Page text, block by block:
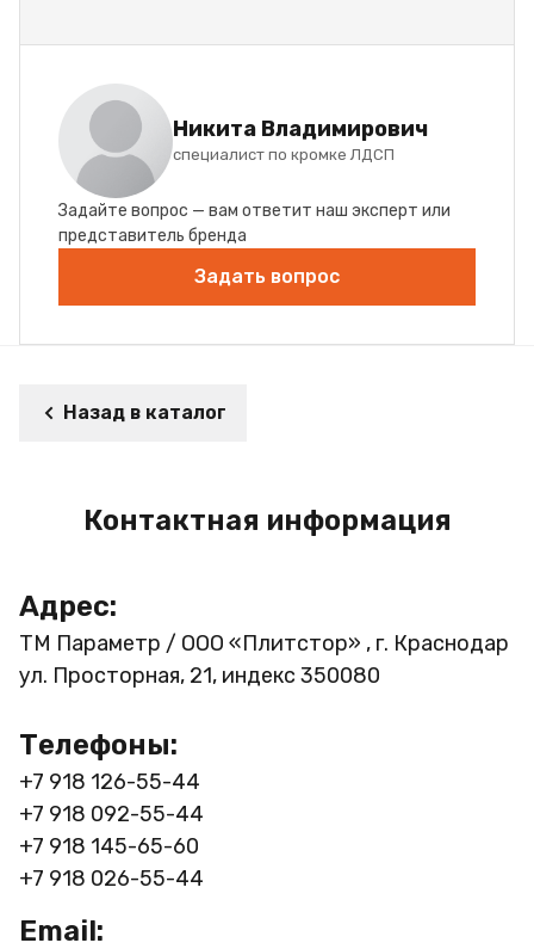
Никита Владимирович
специалист по кромке ЛДСП
Задайте вопрос — вам ответит наш эксперт или
представитель бренда
Задать вопрос
Назад в каталог
Контактная информация
Адрес:
ТМ Параметр / ООО «Плитстор» , г. Краснодар
ул. Просторная, 21, индекс 350080
Телефоны:
+7 918 126-55-44
+7 918 092-55-44
+7 918 145-65-60
+7 918 026-55-44
Email: